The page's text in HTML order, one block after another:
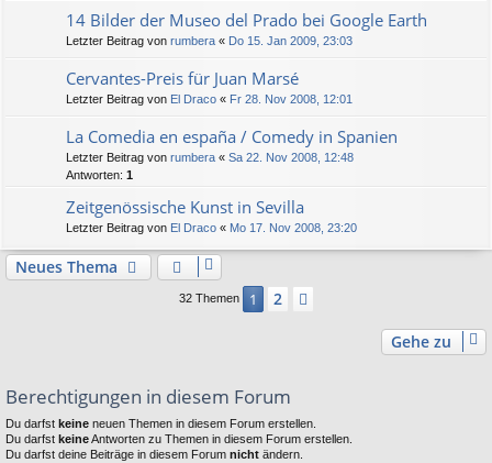
14 Bilder der Museo del Prado bei Google Earth
Letzter Beitrag von rumbera « Do 15. Jan 2009, 23:03
Cervantes-Preis für Juan Marsé
Letzter Beitrag von El Draco « Fr 28. Nov 2008, 12:01
La Comedia en españa / Comedy in Spanien
Letzter Beitrag von rumbera « Sa 22. Nov 2008, 12:48
Antworten: 1
Zeitgenössische Kunst in Sevilla
Letzter Beitrag von El Draco « Mo 17. Nov 2008, 23:20
Neues Thema
32 Themen 1 2
Gehe zu
Berechtigungen in diesem Forum
Du darfst keine neuen Themen in diesem Forum erstellen.
Du darfst keineAntworten zu Themen in diesem Forum erstellen.
Du darfst deine Beiträge in diesem Forum nicht ändern.